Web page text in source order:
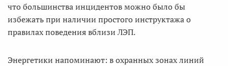
что большинства инцидентов можно было бы
избежать при наличии простого инструктажа о
правилах поведения вблизи ЛЭП.
Энергетики напоминают: в охранных зонах линий